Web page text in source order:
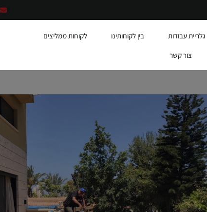
גלריית עבודות בין לקוחותינו לקוחות ממליצים
צור קשר
{“@context”:”https://schema.org”,”@type”:”LocalBusiness”,”@id”:”https://alumit.co.il/#business”,”name”:”אלומית”,”telephone”:”050-